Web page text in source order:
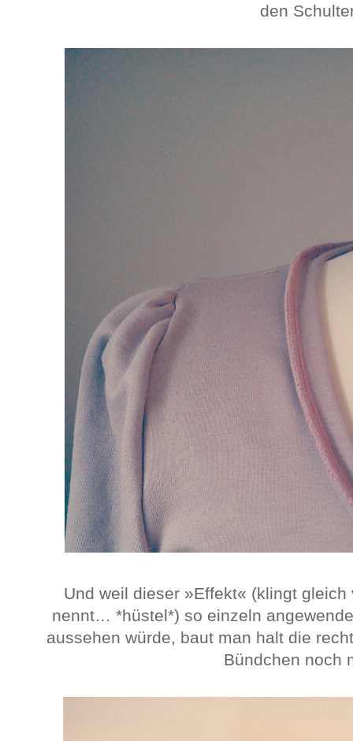
den
Und weil dieser »Effekt« (klingt
nennt… *hüstel*) so einzeln
aussehen würde, baut man halt die
Bündchen noch